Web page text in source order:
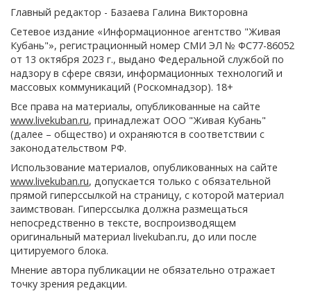
Главный редактор - Базаева Галина Викторовна
Сетевое издание «Информационное агентство "Живая
Кубань"», регистрационный номер СМИ ЭЛ № ФС77-86052
от 13 октября 2023 г., выдано Федеральной службой по
надзору в сфере связи, информационных технологий и
массовых коммуникаций (Роскомнадзор). 18+
Все права на материалы, опубликованные на сайте
www.livekuban.ru, принадлежат ООО "Живая Кубань"
(далее – общество) и охраняются в соответствии с
законодательством РФ.
Использование материалов, опубликованных на сайте
www.livekuban.ru, допускается только с обязательной
прямой гиперссылкой на страницу, с которой материал
заимствован. Гиперссылка должна размещаться
непосредственно в тексте, воспроизводящем
оригинальный материал livekuban.ru, до или после
цитируемого блока.
Мнение автора публикации не обязательно отражает
точку зрения редакции.